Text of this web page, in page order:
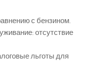
с бензином.
отсутствие
льготы для